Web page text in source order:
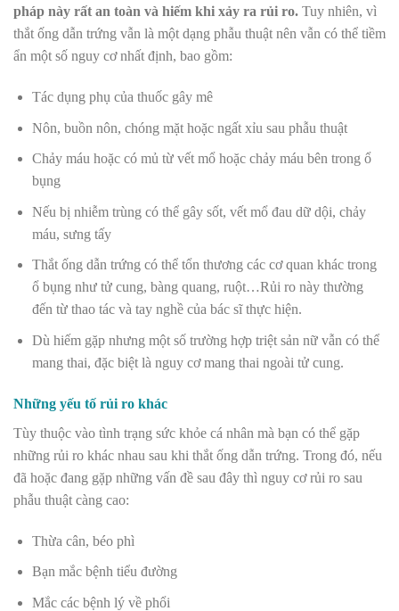
pháp này rất an toàn và hiếm khi xảy ra rủi ro. Tuy nhiên, vì
thắt ống dẫn trứng vẫn là một dạng phẫu thuật nên vẫn có thể tiềm
ẩn một số nguy cơ nhất định, bao gồm:
Tác dụng phụ của thuốc gây mê
Nôn, buồn nôn, chóng mặt hoặc ngất xỉu sau phẫu thuật
Chảy máu hoặc có mủ từ vết mổ hoặc chảy máu bên trong ổ
bụng
Nếu bị nhiễm trùng có thể gây sốt, vết mổ đau dữ dội, chảy
máu, sưng tấy
Thắt ống dẫn trứng có thể tổn thương các cơ quan khác trong
ổ bụng như tử cung, bàng quang, ruột…Rủi ro này thường
đến từ thao tác và tay nghề của bác sĩ thực hiện.
Dù hiếm gặp nhưng một số trường hợp triệt sản nữ vẫn có thể
mang thai, đặc biệt là nguy cơ mang thai ngoài tử cung.
Những yếu tố rủi ro khác
Tùy thuộc vào tình trạng sức khỏe cá nhân mà bạn có thể gặp
những rủi ro khác nhau sau khi thắt ống dẫn trứng. Trong đó, nếu
đã hoặc đang gặp những vấn đề sau đây thì nguy cơ rủi ro sau
phẫu thuật càng cao:
Thừa cân, béo phì
Bạn mắc bệnh tiểu đường
Mắc các bệnh lý về phổi